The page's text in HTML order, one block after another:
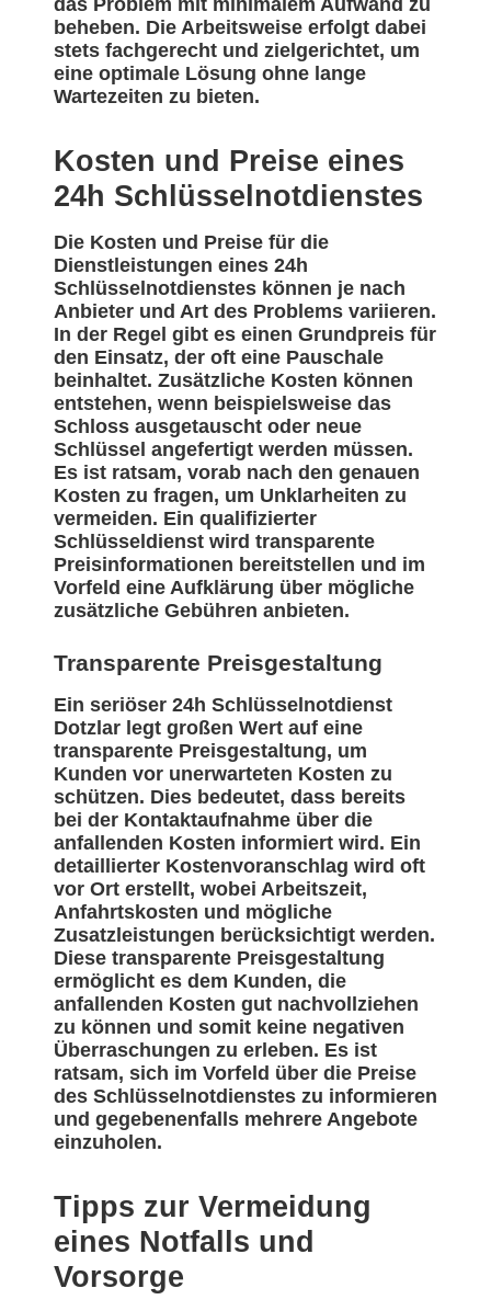
das Problem mit minimalem Aufwand zu
beheben. Die Arbeitsweise erfolgt dabei
stets fachgerecht und zielgerichtet, um
eine optimale Lösung ohne lange
Wartezeiten zu bieten.
Kosten und Preise eines
24h Schlüsselnotdienstes
Die Kosten und Preise für die
Dienstleistungen eines 24h
Schlüsselnotdienstes können je nach
Anbieter und Art des Problems variieren.
In der Regel gibt es einen Grundpreis für
den Einsatz, der oft eine Pauschale
beinhaltet. Zusätzliche Kosten können
entstehen, wenn beispielsweise das
Schloss ausgetauscht oder neue
Schlüssel angefertigt werden müssen.
Es ist ratsam, vorab nach den genauen
Kosten zu fragen, um Unklarheiten zu
vermeiden. Ein qualifizierter
Schlüsseldienst wird transparente
Preisinformationen bereitstellen und im
Vorfeld eine Aufklärung über mögliche
zusätzliche Gebühren anbieten.
Transparente Preisgestaltung
Ein seriöser 24h Schlüsselnotdienst
Dotzlar legt großen Wert auf eine
transparente Preisgestaltung, um
Kunden vor unerwarteten Kosten zu
schützen. Dies bedeutet, dass bereits
bei der Kontaktaufnahme über die
anfallenden Kosten informiert wird. Ein
detaillierter Kostenvoranschlag wird oft
vor Ort erstellt, wobei Arbeitszeit,
Anfahrtskosten und mögliche
Zusatzleistungen berücksichtigt werden.
Diese transparente Preisgestaltung
ermöglicht es dem Kunden, die
anfallenden Kosten gut nachvollziehen
zu können und somit keine negativen
Überraschungen zu erleben. Es ist
ratsam, sich im Vorfeld über die Preise
des Schlüsselnotdienstes zu informieren
und gegebenenfalls mehrere Angebote
einzuholen.
Tipps zur Vermeidung
eines Notfalls und
Vorsorge